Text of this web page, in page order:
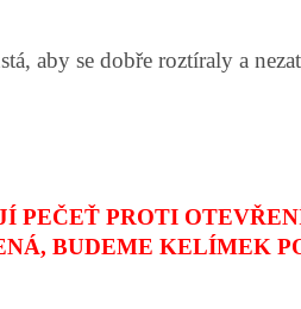
aby se dobře roztíraly a
PEČEŤ PROTI
BUDEME KELÍMEK